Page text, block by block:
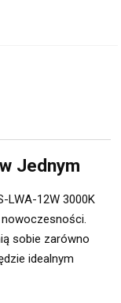
Jednym
LWA-12W 3000K
sobie zarówno
idealnym